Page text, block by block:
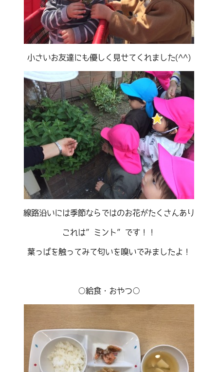
小さいお友達にも優しく見せてくれました(^^)
線路沿いには季節ならではのお花がたくさんあり
これは”ミント”です！！
葉っぱを触ってみて匂いを嗅いでみましたよ！
○給食・おやつ○